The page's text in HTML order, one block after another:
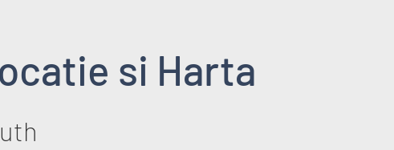
si Harta